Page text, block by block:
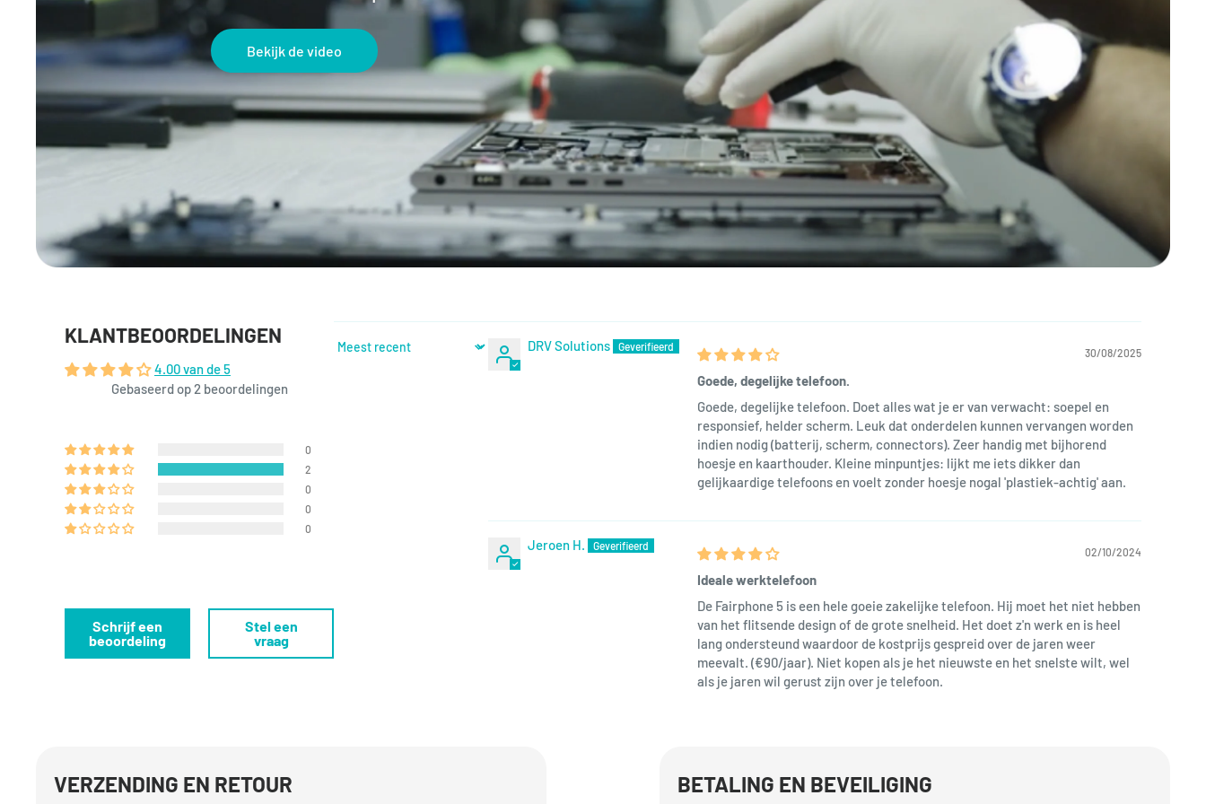
Bekijk de video
KLANTBEOORDELINGEN
4.00 van de 5
Gebaseerd op 2 beoordelingen
0
2
0
0
0
Schrijf een
beoordeling
Stel een
vraag
Sort by
DRV Solutions 30/08/2025
Goede, degelijke telefoon.
Goede, degelijke telefoon. Doet alles wat je er van verwacht: soepel en
responsief, helder scherm. Leuk dat onderdelen kunnen vervangen worden
indien nodig (batterij, scherm, connectors). Zeer handig met bijhorend
hoesje en kaarthouder. Kleine minpuntjes: lijkt me iets dikker dan
gelijkaardige telefoons en voelt zonder hoesje nogal 'plastiek-achtig' aan.
Jeroen H. 02/10/2024
Ideale werktelefoon
De Fairphone 5 is een hele goeie zakelijke telefoon. Hij moet het niet hebben
van het flitsende design of de grote snelheid. Het doet z'n werk en is heel
lang ondersteund waardoor de kostprijs gespreid over de jaren weer
meevalt. (€90/jaar). Niet kopen als je het nieuwste en het snelste wilt, wel
als je jaren wil gerust zijn over je telefoon.
VERZENDING EN RETOUR BETALING EN BEVEILIGING